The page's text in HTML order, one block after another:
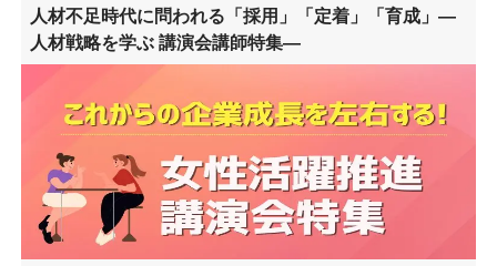
人材不足時代に問われる「採用」「定着」「育成」―
人材戦略を学ぶ 講演会講師特集―